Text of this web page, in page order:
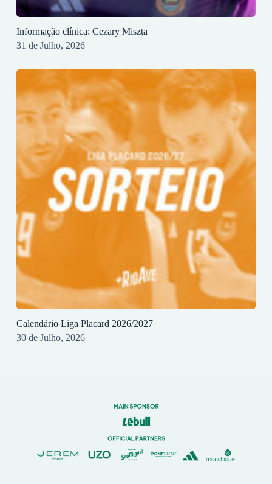
Informação clínica: Cezary Miszta
31 de Julho, 2026
Calendário Liga Placard 2026/2027
30 de Julho, 2026